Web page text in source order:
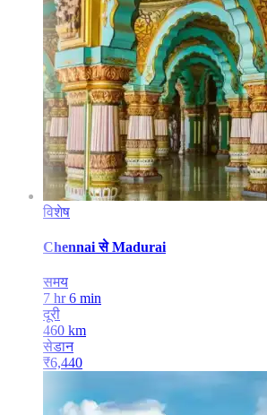
विशेष
Chennai से Madurai
समय
7 hr 6 min
दूरी
460 km
सेडान
₹6,440